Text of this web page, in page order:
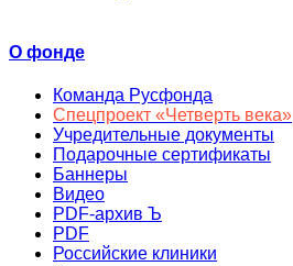
О фонде
Команда Русфонда
Спецпроект «Четверть века»
Учредительные документы
Подарочные сертификаты
Баннеры
Видео
PDF-архив Ъ
PDF
Российские клиники